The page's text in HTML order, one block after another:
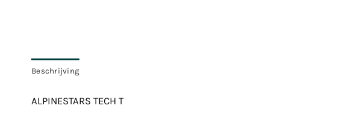
Beschrijving
ALPINESTARS TECH T